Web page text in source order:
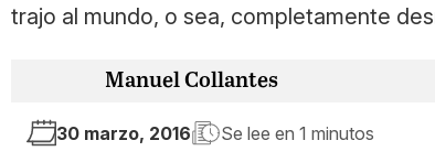
trajo al mundo, o sea, completamente
Manuel Collantes
30 marzo, 2016 Se lee en 1 minutos